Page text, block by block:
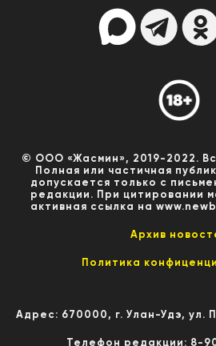
© ООО «Жасмин», 2019-2022.
Полная или частичная
допускается только с
редакции. При цитировании
активная ссылка на
Архив
Политика
Адрес: 670000, г. Улан-Удэ, ул.
Телефон редакции: 8-